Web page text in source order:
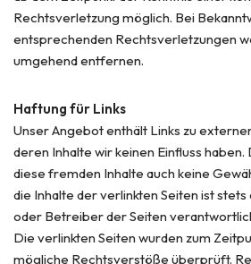
Rechtsverletzung möglich. Bei
entsprechenden Rechtsverletzungen
umgehend entfernen.
Haftung für Links
Unser Angebot enthält Links zu
deren Inhalte wir keinen Einfluss
diese fremden Inhalte auch keine
die Inhalte der verlinkten Seiten ist
oder Betreiber der Seiten
Die verlinkten Seiten wurden zum
mögliche Rechtsverstöße überprüft.